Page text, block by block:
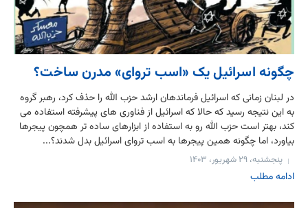
چگونه اسرائیل یک «اسب تروای» مدرن ساخت؟
در لبنان زمانی که اسرائیل فرماندهان ارشد حزب الله را حذف کرد، رهبر گروه
به این نتیجه رسید که حالا که اسرائیل از فناوری های پیشرفته استفاده می
کند، بهتر است حزب الله رو به استفاده از ابزارهای ساده تر همچون پیجرها
بیاورد، اما چگونه همین پیجرها به اسب تروای اسرائیل بدل شدند؟...
پنجشنبه، ۲۹ شهریور، ۱۴۰۳
ادامه مطلب